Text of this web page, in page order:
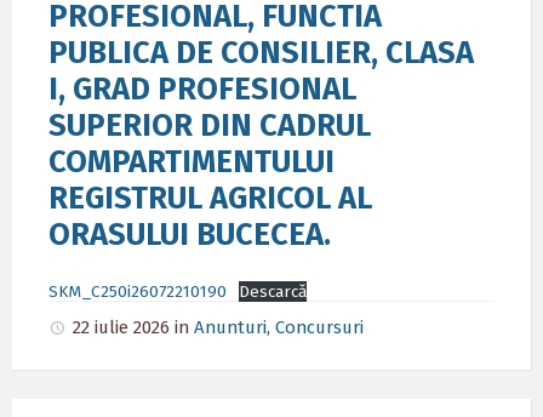
PROFESIONAL, FUNCTIA
PUBLICA DE CONSILIER, CLASA
I, GRAD PROFESIONAL
SUPERIOR DIN CADRUL
COMPARTIMENTULUI
REGISTRUL AGRICOL AL
ORASULUI BUCECEA.
SKM_C250i26072210190 Descarcă
22 iulie 2026 in Anunturi, Concursuri